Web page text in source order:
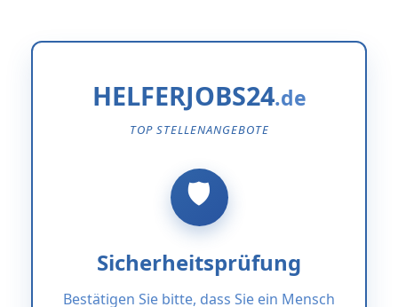
HELFERJOBS24
TOP STELLENANGEBOTE
Sicherheitsprüfung
Bestätigen Sie bitte, dass Sie ein Mensch